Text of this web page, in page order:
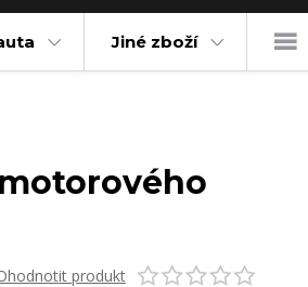
Jiné zboží
produkt